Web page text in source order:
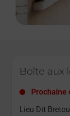
Boîte aux
Lieu Dit Bretou